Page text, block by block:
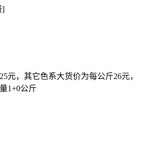
]
元，其它色系大货价为每公斤26元，
1+0公斤